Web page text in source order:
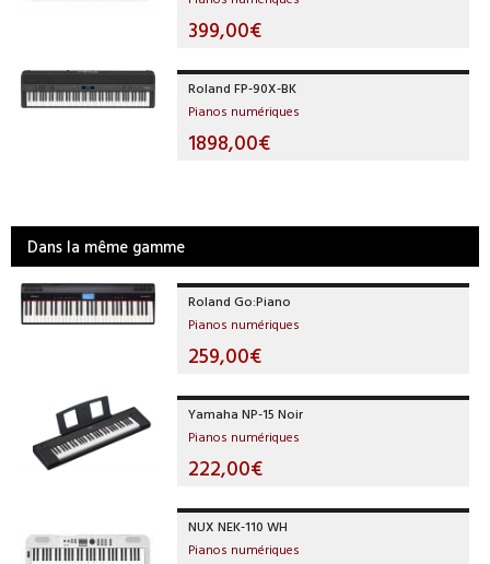
399,00€
Roland FP-90X-BK
Pianos numériques
1898,00€
Dans la même gamme
Roland Go:Piano
Pianos numériques
259,00€
Yamaha NP-15 Noir
Pianos numériques
222,00€
NUX NEK-110 WH
Pianos numériques